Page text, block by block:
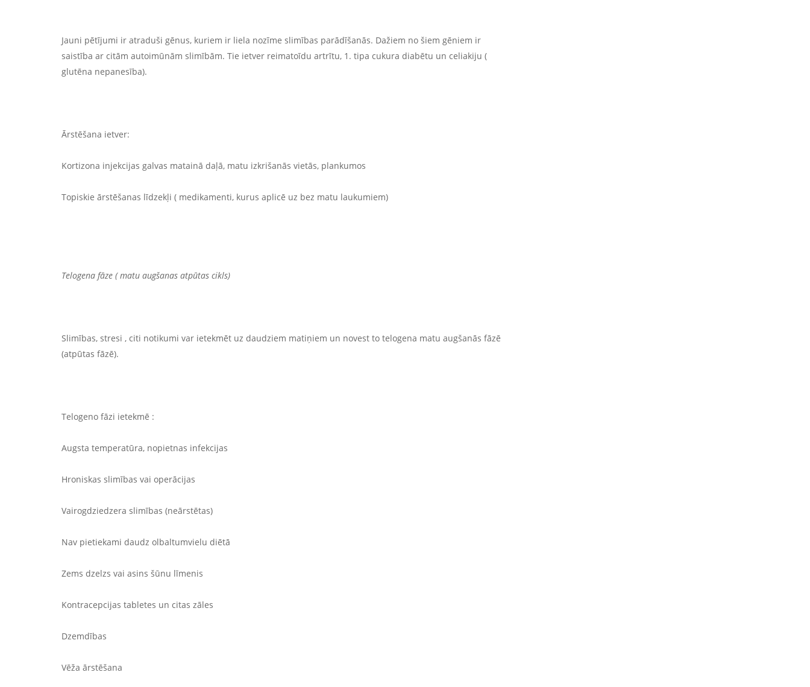
Jauni pētījumi ir atraduši gēnus, kuriem ir liela nozīme slimības parādīšanās. Dažiem no šiem gēniem ir
saistība ar citām autoimūnām slimībām. Tie ietver reimatoīdu artrītu, 1. tipa cukura diabētu un celiakiju (
glutēna nepanesība).
Ārstēšana ietver:
Kortizona injekcijas galvas matainā daļā, matu izkrišanās vietās, plankumos
Topiskie ārstēšanas līdzekļi ( medikamenti, kurus aplicē uz bez matu laukumiem)
Telogena fāze ( matu augšanas atpūtas cikls)
Slimības, stresi , citi notikumi var ietekmēt uz daudziem matiņiem un novest to telogena matu augšanās fāzē
(atpūtas fāzē).
Telogeno fāzi ietekmē :
Augsta temperatūra, nopietnas infekcijas
Hroniskas slimības vai operācijas
Vairogdziedzera slimības (neārstētas)
Nav pietiekami daudz olbaltumvielu diētā
Zems dzelzs vai asins šūnu līmenis
Kontracepcijas tabletes un citas zāles
Dzemdības
Vēža ārstēšana